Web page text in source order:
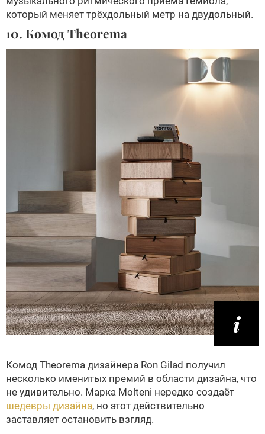
который меняет трёхдольный метр на двудольный.
10. Комод Theorema
Комод Theorema дизайнера Ron Gilad получил
несколько именитых премий в области дизайна, что
не удивительно. Марка Molteni нередко создаёт
шедевры дизайна, но этот действительно
заставляет остановить взгляд.